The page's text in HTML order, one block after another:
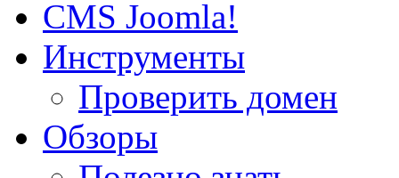
CMS Joomla!
Инструменты
Проверить домен
Обзоры